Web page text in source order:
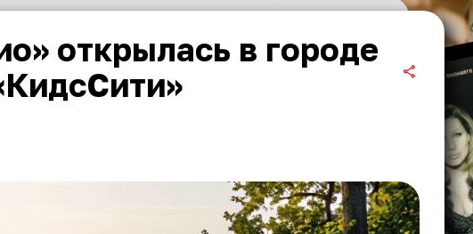
открылась в городе